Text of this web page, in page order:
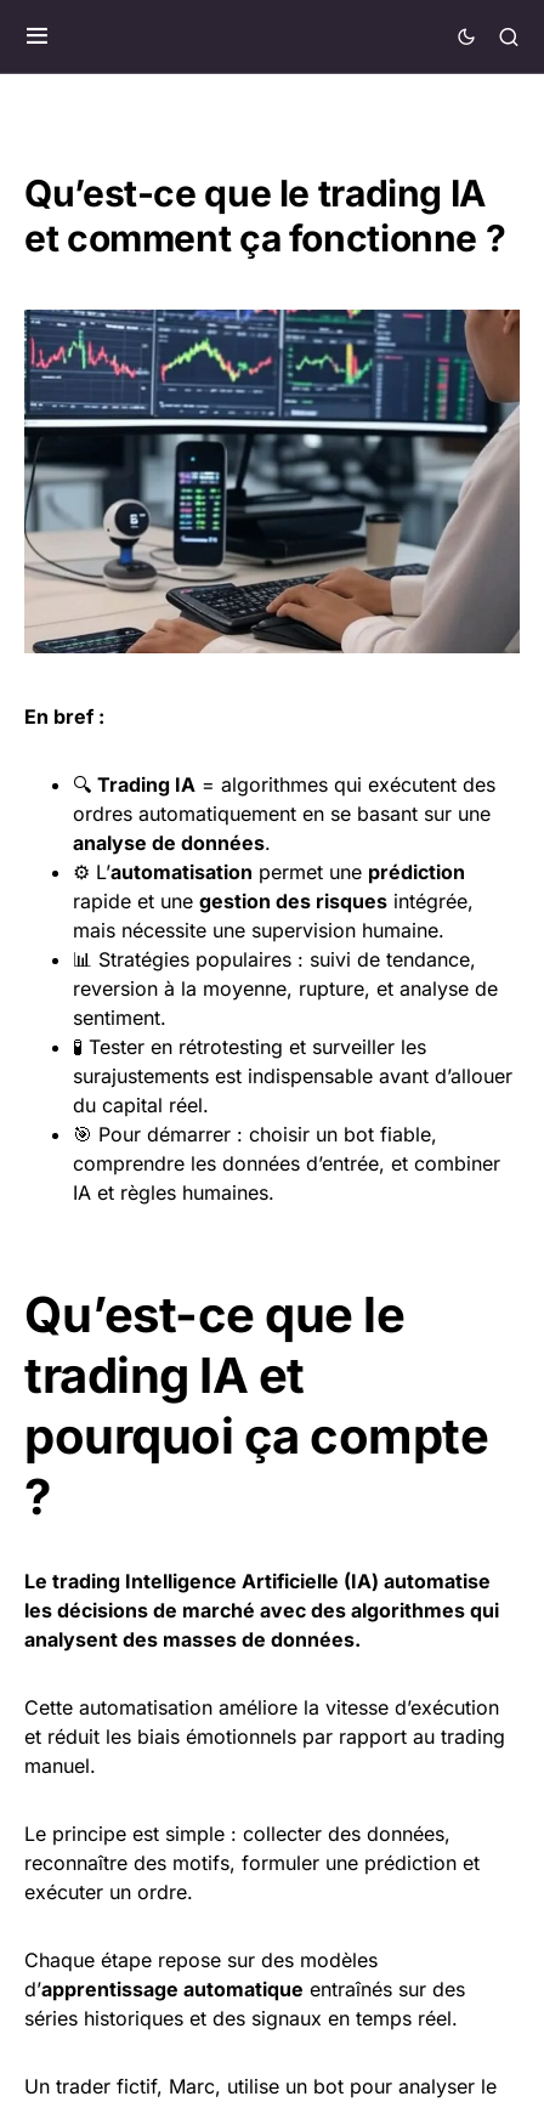
Qu’est-ce que le trading IA
et comment ça fonctionne ?
En bref :
🔍 Trading IA = algorithmes qui exécutent des
ordres automatiquement en se basant sur une
analyse de données.
⚙️ L’automatisation permet une prédiction
rapide et une gestion des risques intégrée,
mais nécessite une supervision humaine.
📊 Stratégies populaires : suivi de tendance,
reversion à la moyenne, rupture, et analyse de
sentiment.
🧪 Tester en rétrotesting et surveiller les
surajustements est indispensable avant d’allouer
du capital réel.
🎯 Pour démarrer : choisir un bot fiable,
comprendre les données d’entrée, et combiner
IA et règles humaines.
Qu’est-ce que le
trading IA et
pourquoi ça compte
?
Le trading Intelligence Artificielle (IA) automatise
les décisions de marché avec des algorithmes qui
analysent des masses de données.
Cette automatisation améliore la vitesse d’exécution
et réduit les biais émotionnels par rapport au trading
manuel.
Le principe est simple : collecter des données,
reconnaître des motifs, formuler une prédiction et
exécuter un ordre.
Chaque étape repose sur des modèles
d’apprentissage automatique entraînés sur des
séries historiques et des signaux en temps réel.
Un trader fictif, Marc, utilise un bot pour analyser le